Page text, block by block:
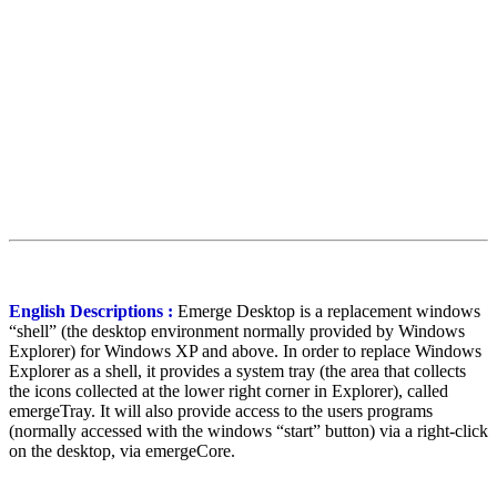
English Descriptions : Emerge Desktop is a replacement windows
“shell” (the desktop environment normally provided by Windows
Explorer) for Windows XP and above. In order to replace Windows
Explorer as a shell, it provides a system tray (the area that collects
the icons collected at the lower right corner in Explorer), called
emergeTray. It will also provide access to the users programs
(normally accessed with the windows “start” button) via a right-click
on the desktop, via emergeCore.